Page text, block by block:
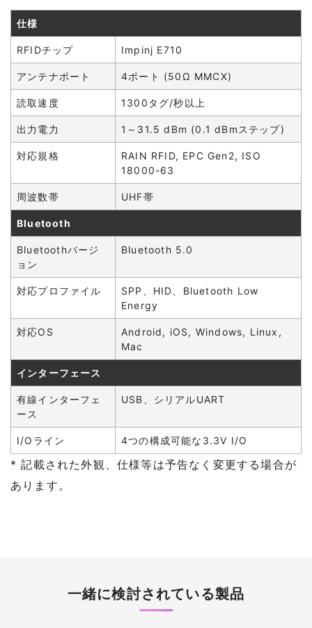
仕様
RFIDチップ Impinj E710
アンテナポート 4ポート (50Ω MMCX)
読取速度 1300タグ/秒以上
出力電力 1～31.5 dBm (0.1 dBmステップ)
対応規格
RAIN RFID, EPC Gen2, ISO
18000-63
周波数帯 UHF帯
Bluetooth
Bluetoothバージ
ョン
Bluetooth 5.0
対応プロファイル
SPP、HID、Bluetooth Low
Energy
対応OS
Android, iOS, Windows, Linux,
Mac
インターフェース
有線インターフェ
ース
USB、シリアルUART
I/Oライン 4つの構成可能な3.3V I/O
* 記載された外観、仕様等は予告なく変更する場合が
あります。
一緒に検討されている製品